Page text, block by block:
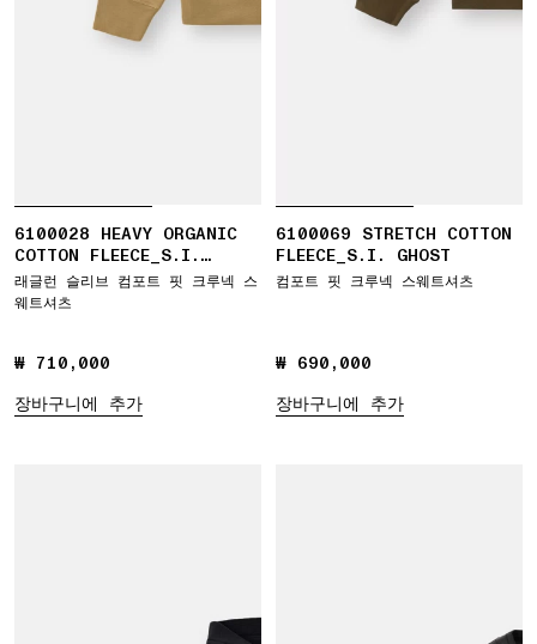
6100028 HEAVY ORGANIC
COTTON FLEECE_S.I.
GHOST
래글런 슬리브 컴포트 핏 크루넥 스
웨트셔츠
₩ 710,000
₩ 710,000
장바구니에 추가
6100069 STRETCH COTTON
FLEECE_S.I. GHOST
컴포트 핏 크루넥 스웨트셔츠
₩ 690,000
₩ 690,000
장바구니에 추가